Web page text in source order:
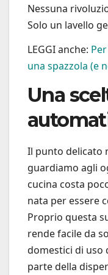
Nessuna
Solo un lavello
LEGGI anche:
una spazzola (e
Una
Il punto delicato
guardiamo agli
cucina costa
nata per essere
Proprio questa
rende facile da
domestici di uso
parte della